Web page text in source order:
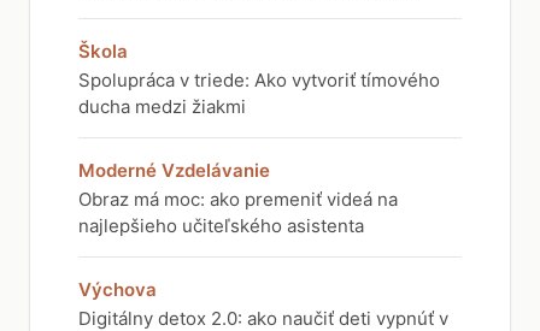
Škola
Spolupráca v triede: Ako vytvoriť tímového
ducha medzi žiakmi
Moderné Vzdelávanie
Obraz má moc: ako premeniť videá na
najlepšieho učiteľského asistenta
Výchova
Digitálny detox 2.0: ako naučiť deti vypnúť v